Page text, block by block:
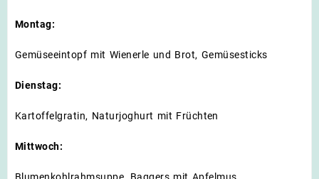
Montag:
Gemüseeintopf mit Wienerle und Brot, Gemüsesticks
Dienstag:
Kartoffelgratin, Naturjoghurt mit Früchten
Mittwoch:
Blumenkohlrahmsuppe, Baggers mit Apfelmus